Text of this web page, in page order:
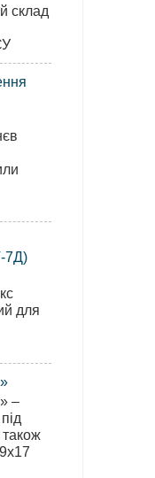
склад
7Д)
для
–